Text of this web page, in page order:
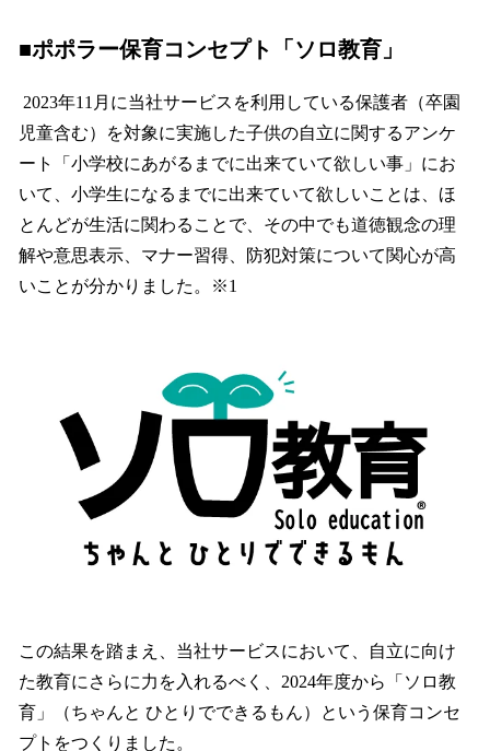
■ポポラー保育コンセプト「ソロ教育」
2023年11月に当社サービスを利用している保護者（卒園
児童含む）を対象に実施した子供の自立に関するアンケ
ート「小学校にあがるまでに出来ていて欲しい事」にお
いて、小学生になるまでに出来ていて欲しいことは、ほ
とんどが生活に関わることで、その中でも道徳観念の理
解や意思表示、マナー習得、防犯対策について関心が高
いことが分かりました。※1
この結果を踏まえ、当社サービスにおいて、自立に向け
た教育にさらに力を入れるべく、2024年度から「ソロ教
育」（ちゃんと ひとりでできるもん）という保育コンセ
プトをつくりました。